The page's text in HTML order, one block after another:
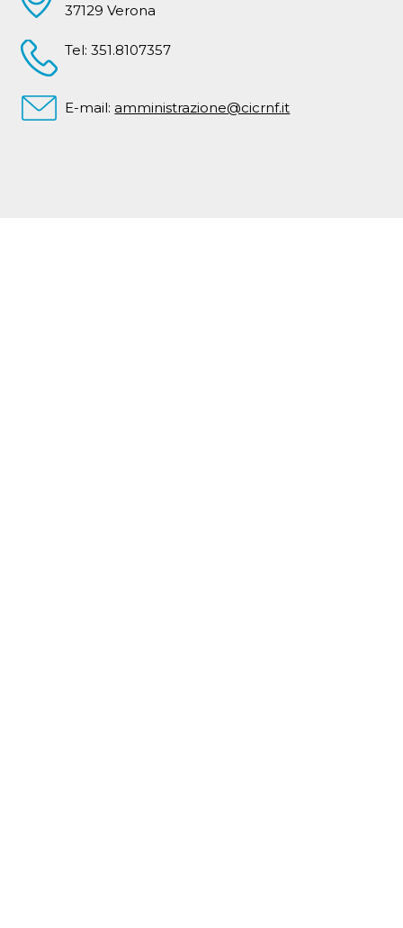
37129 Verona
Tel: 351.8107357
E-mail: amministrazione@cicrnf.it